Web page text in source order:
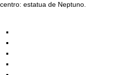
centro: estatua de Neptuno.